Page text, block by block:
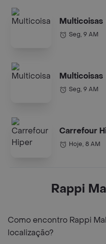
Multicoisas
Seg, 9 AM
Multicoisas
Seg, 9 AM
Carrefour
Hoje, 8 AM
Rappi
Como encontro Rappi
localização?